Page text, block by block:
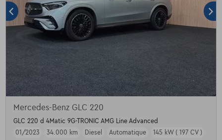
Mercedes-Benz GLC 220
GLC 220 d 4Matic 9G-TRONIC AMG Line Advanced
01/2023
34.000 km Diesel Automatique 145 kW ( 197 CV )